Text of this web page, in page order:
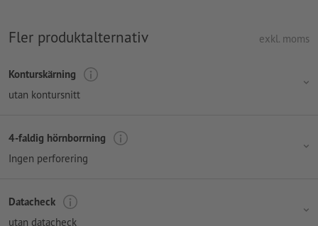
Fler produktalternativ exkl. moms
Konturskärning
utan kontursnitt
4-faldig hörnborrning
Ingen perforering
Datacheck
utan datacheck